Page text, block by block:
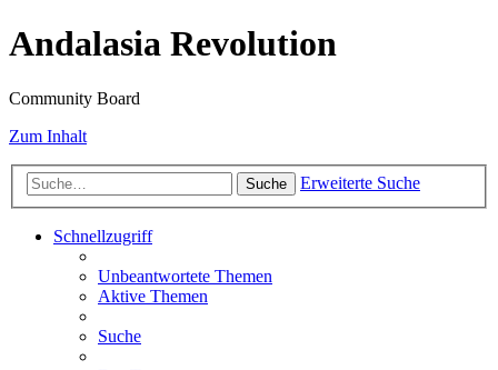
Andalasia Revolution
Community Board
Zum Inhalt
Suche Erweiterte Suche
Schnellzugriff
Unbeantwortete Themen
Aktive Themen
Suche